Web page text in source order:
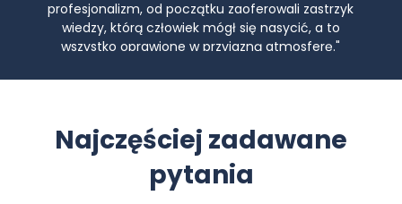
wystawiamy 12 💪❤️ Pozdrawiamy, ekipa OSP Czartki."
Najczęściej zadawane
pytania